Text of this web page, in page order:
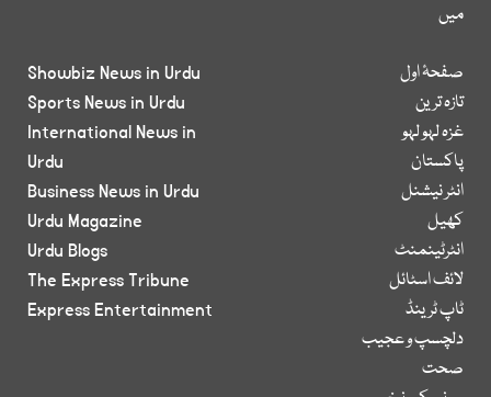
میں
صفحۂ اول
تازہ ترین
غزہ لہو لہو
پاکستان
انٹر نیشنل
کھیل
انٹرٹینمنٹ
لائف اسٹائل
ٹاپ ٹرینڈ
دلچسپ و عجیب
صحت
Showbiz News in Urdu
Sports News in Urdu
International News in
Urdu
Business News in Urdu
Urdu Magazine
Urdu Blogs
The Express Tribune
Express Entertainment